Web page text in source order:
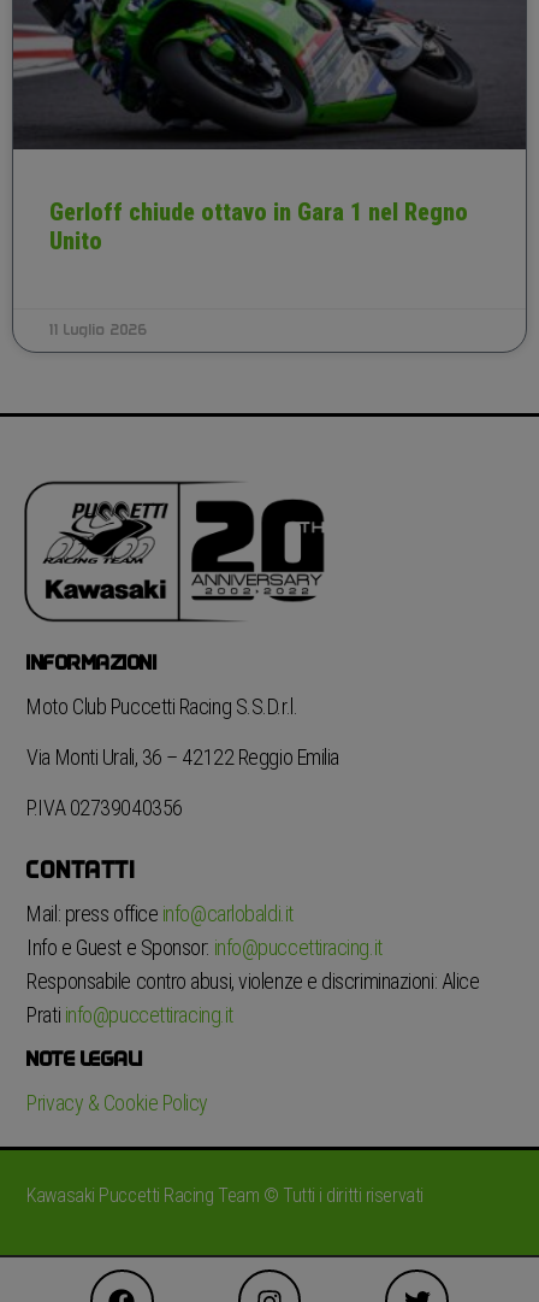
Gerloff chiude ottavo in Gara 1 nel Regno
Unito
11 Luglio 2026
INFORMAZIONI
Moto Club Puccetti Racing S.S.D.r.l.
Via Monti Urali, 36 – 42122 Reggio Emilia
P.IVA 02739040356
CONTATTI
Mail: press office info@carlobaldi.it
Info e Guest e Sponsor: info@puccettiracing.it
Responsabile contro abusi, violenze e discriminazioni: Alice
Prati info@puccettiracing.it
NOTE LEGALI
Privacy & Cookie Policy
Kawasaki Puccetti Racing Team © Tutti i diritti riservati